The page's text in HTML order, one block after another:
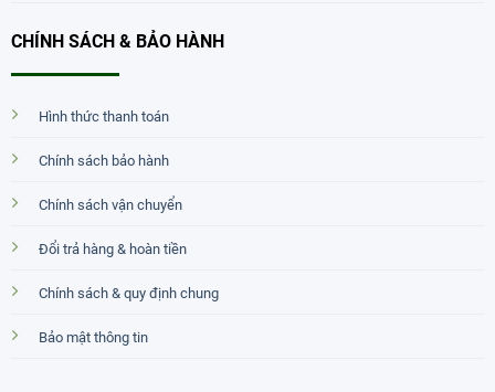
CHÍNH SÁCH & BẢO HÀNH
Hình thức thanh toán
Chính sách bảo hành
Chính sách vận chuyển
Đổi trả hàng & hoàn tiền
Chính sách & quy định chung
Bảo mật thông tin